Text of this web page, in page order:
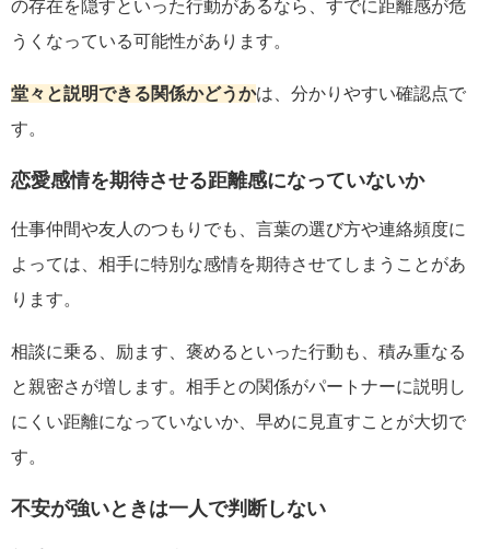
の存在を隠すといった行動があるなら、すでに距離感が危
うくなっている可能性があります。
堂々と説明できる関係かどうかは、分かりやすい確認点で
す。
恋愛感情を期待させる距離感になっていないか
仕事仲間や友人のつもりでも、言葉の選び方や連絡頻度に
よっては、相手に特別な感情を期待させてしまうことがあ
ります。
相談に乗る、励ます、褒めるといった行動も、積み重なる
と親密さが増します。相手との関係がパートナーに説明し
にくい距離になっていないか、早めに見直すことが大切で
す。
不安が強いときは一人で判断しない